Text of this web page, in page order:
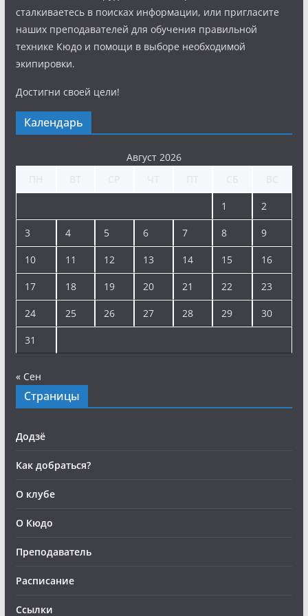
сталкиваетесь в поисках информации, или пригласите
наших преподавателей для обучения правильной
технике Кюдо и помощи в выборе необходимой
экипировки.
Достигни своей цели!
Календарь
Август 2026
1 2
3 4 5 6 7 8 9
10 11 12 13 14 15 16
17 18 19 20 21 22 23
24 25 26 27 28 29 30
31
« Сен
Страницы
Додзё
Как добраться?
О клубе
О Кюдо
Преподаватель
Расписание
Ссылки